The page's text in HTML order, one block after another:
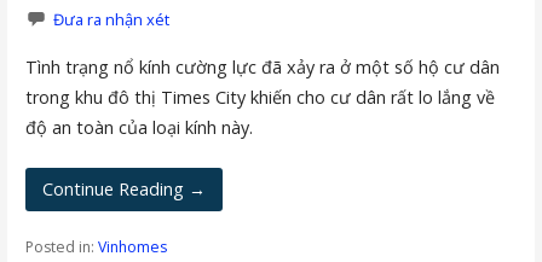
Đưa ra nhận xét
Tình trạng nổ kính cường lực đã xảy ra ở một số hộ cư dân
trong khu đô thị Times City khiến cho cư dân rất lo lắng về
độ an toàn của loại kính này.
Continue Reading →
Posted in: Vinhomes